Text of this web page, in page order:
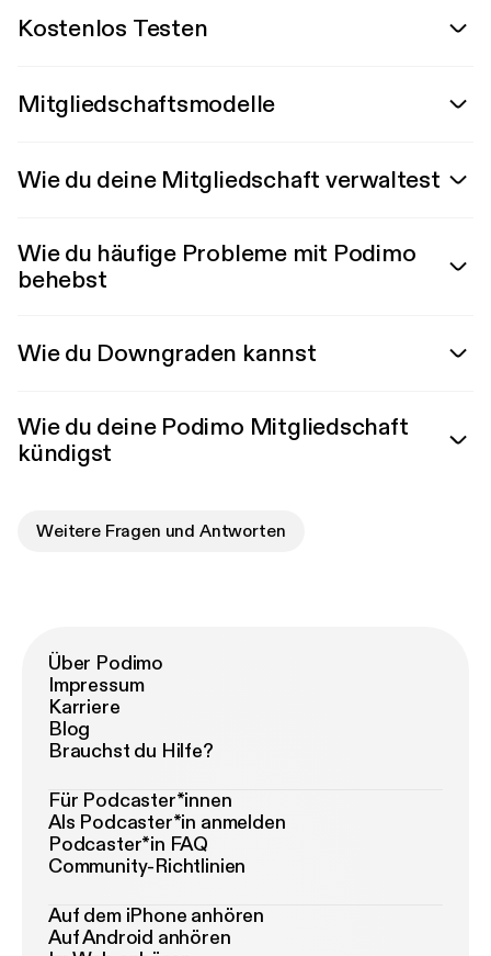
Kostenlos Testen
Mitgliedschaftsmodelle
Wie du deine Mitgliedschaft verwaltest
Wie du häufige Probleme mit Podimo
behebst
Wie du Downgraden kannst
Wie du deine Podimo Mitgliedschaft
kündigst
Weitere Fragen und Antworten
Über Podimo
Impressum
Karriere
Blog
Brauchst du Hilfe?
Für Podcaster*innen
Als Podcaster*in anmelden
Podcaster*in FAQ
Community-Richtlinien
Auf dem iPhone anhören
Auf Android anhören